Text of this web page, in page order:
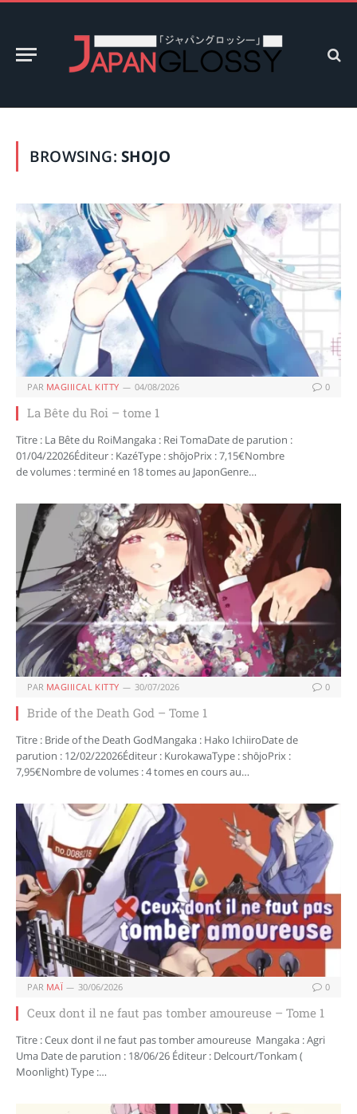
BROWSING: SHOJO
PAR MAGIIICAL KITTY 04/08/2026 0
La Bête du Roi – tome 1
Titre : La Bête du RoiMangaka : Rei TomaDate de parution :
01/04/22026Éditeur : KazéType : shōjoPrix : 7,15€Nombre
de volumes : terminé en 18 tomes au JaponGenre…
PAR MAGIIICAL KITTY 30/07/2026 0
Bride of the Death God – Tome 1
Titre : Bride of the Death GodMangaka : Hako IchiiroDate de
parution : 12/02/22026Éditeur : KurokawaType : shōjoPrix :
7,95€Nombre de volumes : 4 tomes en cours au…
PAR MAÏ 30/06/2026 0
Ceux dont il ne faut pas tomber amoureuse – Tome 1
Titre : Ceux dont il ne faut pas tomber amoureuse Mangaka : Agri
Uma Date de parution : 18/06/26 Éditeur : Delcourt/Tonkam (
Moonlight) Type :…